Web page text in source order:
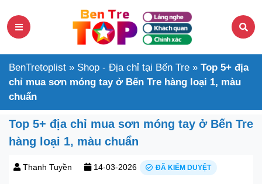
BenTretoplist » Shop - Địa chỉ tại Bến Tre » Top 5+ địa
chỉ mua sơn móng tay ở Bến Tre hàng loại 1, màu
chuẩn
Top 5+ địa chỉ mua sơn móng tay ở Bến Tre
hàng loại 1, màu chuẩn
Thanh Tuyền 14-03-2026 ĐÃ KIỂM DUYỆT